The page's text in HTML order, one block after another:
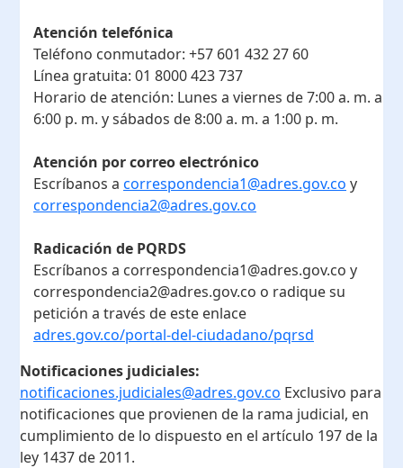
Atención telefónica
Teléfono conmutador: +57 601 432 27 60
Línea gratuita: 01 8000 423 737
Horario de atención: Lunes a viernes de 7:00 a. m. a
6:00 p. m. y sábados de 8:00 a. m. a 1:00 p. m.
Atención por correo electrónico
Escríbanos a correspondencia1@adres.gov.co y
correspondencia2@adres.gov.co
Radicación de PQRDS
Escríbanos a correspondencia1@adres.gov.co y
correspondencia2@adres.gov.co o radique su
petición a través de este enlace
adres.gov.co/portal-del-ciudadano/pqrsd
Notificaciones judiciales:
notificaciones.judiciales@adres.gov.co Exclusivo para
notificaciones que provienen de la rama judicial, en
cumplimiento de lo dispuesto en el artículo 197 de la
ley 1437 de 2011.